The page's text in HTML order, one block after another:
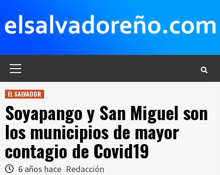
contenido
EL SALVADOR
Soyapango y San Miguel son
los municipios de mayor
contagio de Covid19
6 años hace Redacción